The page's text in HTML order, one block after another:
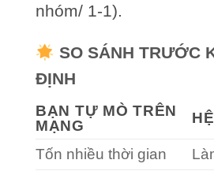
nhóm/ 1-1).
SO SÁNH TRƯỚC
ĐỊNH
BẠN TỰ MÒ TRÊN
MẠNG
Tốn nhiều thời gian